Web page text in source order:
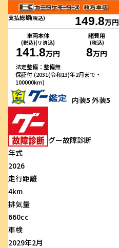
支払総額(税込) 149.8万円
車両本体
(税込)(リ済込)
141.8万円
諸費用
(税込)
8万円
法定整備：整備無
保証付 (2031(令和13)年2月まで・
100000km)
内装5 外装5
グー故障診断
年式
2026
走行距離
4km
排気量
660cc
車検
2029年2月